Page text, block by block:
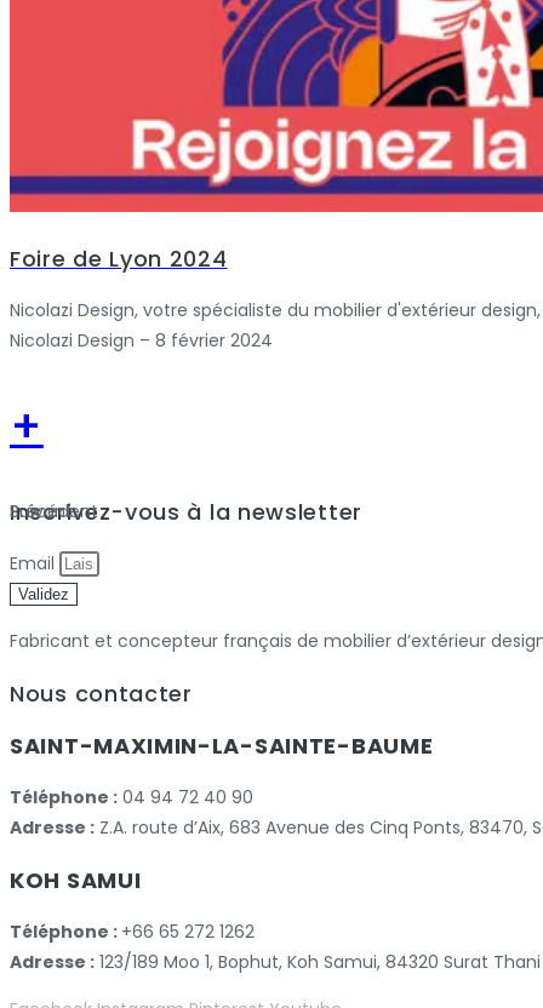
Foire de Lyon 2024
Nicolazi Design, votre spécialiste du mobilier d'extérieur
Nicolazi Design – 8 février 2024
+
Précédent
Suivant
Inscrivez-vous à la newsletter
Email
Validez
Fabricant et concepteur français de mobilier d’extérieur
Nous contacter
SAINT-MAXIMIN-LA-SAINTE-BAUME
Téléphone : 04 94 72 40 90
Adresse : Z.A. route d’Aix, 683 Avenue des Cinq Ponts,
KOH SAMUI
Téléphone : +66 65 272 1262
Adresse : 123/189 Moo 1, Bophut, Koh Samui, 84320 Surat Thani